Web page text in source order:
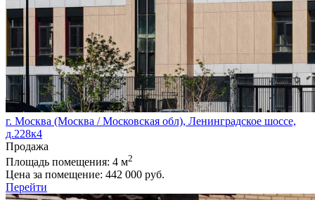
г. Москва (Москва / Московская обл), Ленинградское шоссе,
д.228к4
Продажа
Площадь помещения: 4 м2
Цена за помещение: 442 000 руб.
Перейти